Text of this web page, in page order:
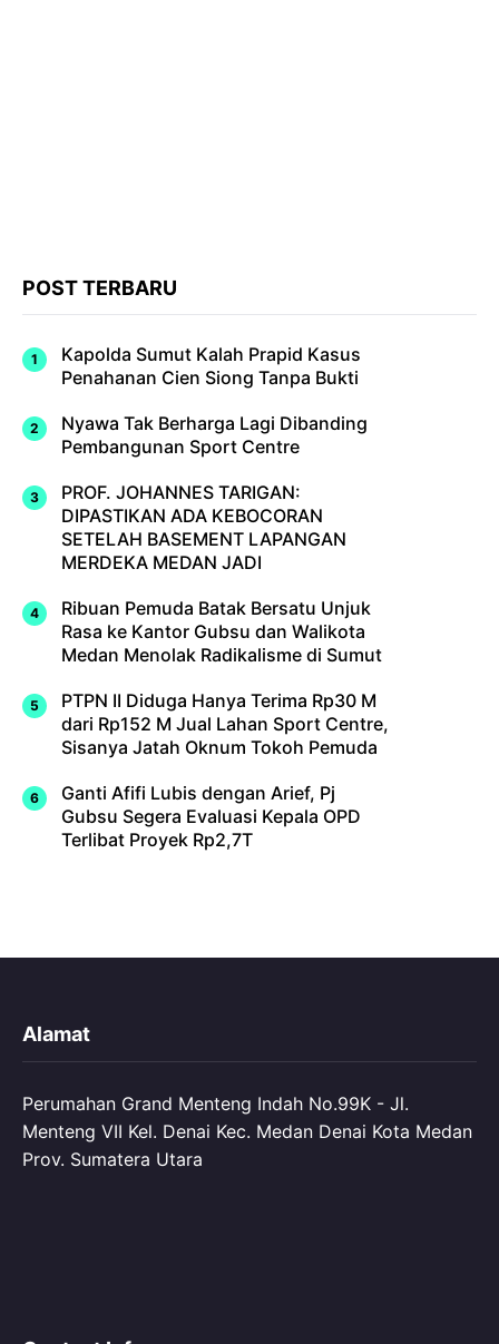
POST TERBARU
Kapolda Sumut Kalah Prapid Kasus
Penahanan Cien Siong Tanpa Bukti
Nyawa Tak Berharga Lagi Dibanding
Pembangunan Sport Centre
PROF. JOHANNES TARIGAN:
DIPASTIKAN ADA KEBOCORAN
SETELAH BASEMENT LAPANGAN
MERDEKA MEDAN JADI
Ribuan Pemuda Batak Bersatu Unjuk
Rasa ke Kantor Gubsu dan Walikota
Medan Menolak Radikalisme di Sumut
PTPN II Diduga Hanya Terima Rp30 M
dari Rp152 M Jual Lahan Sport Centre,
Sisanya Jatah Oknum Tokoh Pemuda
Ganti Afifi Lubis dengan Arief, Pj
Gubsu Segera Evaluasi Kepala OPD
Terlibat Proyek Rp2,7T
Alamat
Perumahan Grand Menteng Indah No.99K - Jl.
Menteng VII Kel. Denai Kec. Medan Denai Kota Medan
Prov. Sumatera Utara